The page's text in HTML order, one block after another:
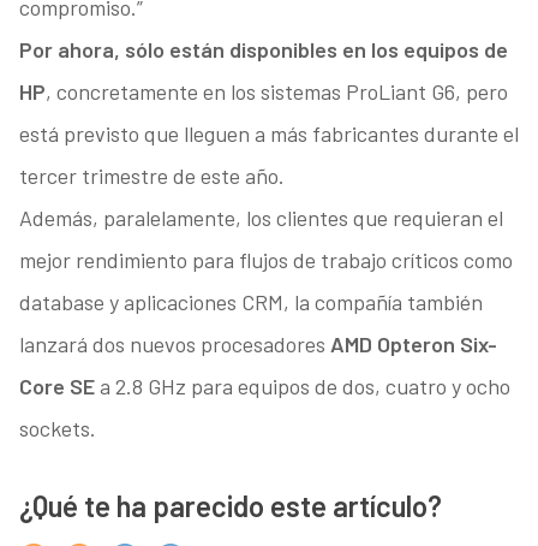
compromiso.”
Por ahora, sólo están disponibles en los equipos de
HP, concretamente en los sistemas ProLiant G6, pero
está previsto que lleguen a más fabricantes durante el
tercer trimestre de este año.
Además, paralelamente, los clientes que requieran el
mejor rendimiento para flujos de trabajo críticos como
database y aplicaciones CRM, la compañía también
lanzará dos nuevos procesadores AMD Opteron Six-
Core SEa 2.8 GHz para equipos de dos, cuatro y ocho
sockets.
¿Qué te ha parecido este artículo?